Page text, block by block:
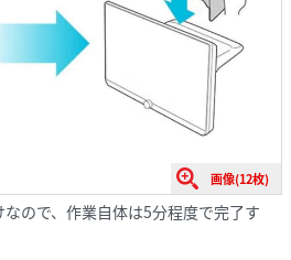
画像(12枚)
ので、作業自体は5分程度で完了す